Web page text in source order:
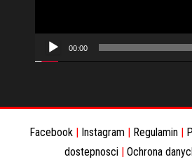
00:00
Facebook Instagram Regulamin
dostepnosci
Ochrona